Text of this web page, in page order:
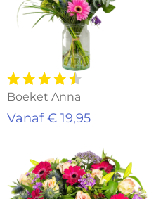
Boeket Anna
Vanaf € 19,95